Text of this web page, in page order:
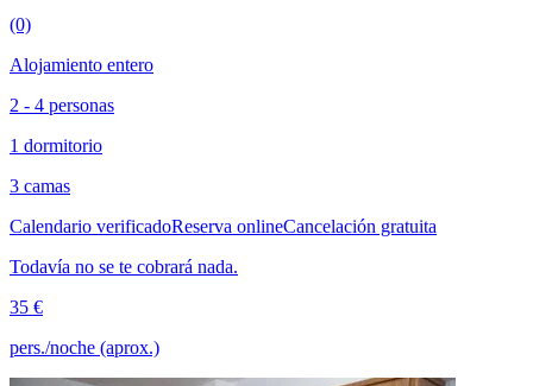
(0)
Alojamiento entero
2 - 4 personas
1 dormitorio
3 camas
Calendario verificadoReserva onlineCancelación gratuita
Todavía no se te cobrará nada.
35 €
pers./noche (aprox.)